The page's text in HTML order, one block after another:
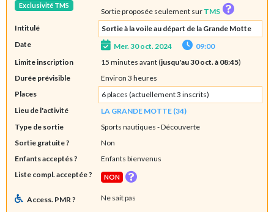
Exclusivité TMS
Sortie proposée seulement sur TMS
Intitulé
Sortie à la voile au départ de la Grande Motte
Date
Mer. 30 oct. 2024
09:00
Limite inscription
15 minutes avant (jusqu'au 30 oct. à 08:45)
Durée prévisible
Environ 3 heures
Places
6 places (actuellement 3 inscrits)
Lieu de l'activité
LA GRANDE MOTTE (34)
Type de sortie
Sports nautiques - Découverte
Sortie gratuite ?
Non
Enfants acceptés ?
Enfants bienvenus
Liste compl. acceptée ?
NON
Access. PMR ? Ne sait pas